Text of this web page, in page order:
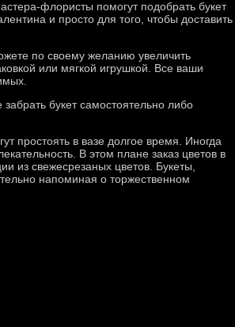
флористы помогут подобрать букет
и просто для того, чтобы доставить
по своему желанию увеличить
или мягкой игрушкой. Все ваши
букет самостоятельно либо
простоять в вазе долгое время. Иногда
В этом плане заказ цветов в
из свежесрезаных цветов. Букеты,
напоминая о торжественном